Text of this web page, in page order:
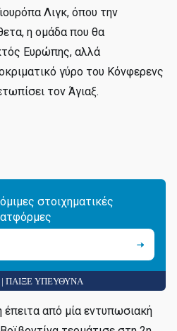
Λιγκ, όπου την
η ομάδα που θα
Ευρώπης, αλλά
γύρο του Κόνφερενς
τον Άγιαξ.
στοιχηματικές
| ΠΑΙΞΕ ΥΠΕΥΘΥΝΑ
από μία εντυπωσιακή